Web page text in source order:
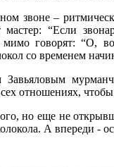
звоне –
мастер: “Если
мимо говорят: “О,
со временем
отношениях,
но еще не
А впереди -